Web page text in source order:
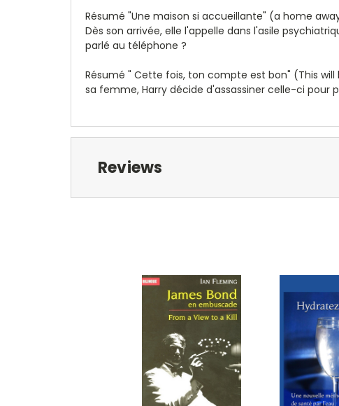
Résumé "Une maison si accueillante" (a home
Dès son arrivée, elle l'appelle dans l'asile
parlé au téléphone ?
Résumé " Cette fois, ton compte est bon" (This
sa femme, Harry décide d'assassiner celle-ci pour
Reviews